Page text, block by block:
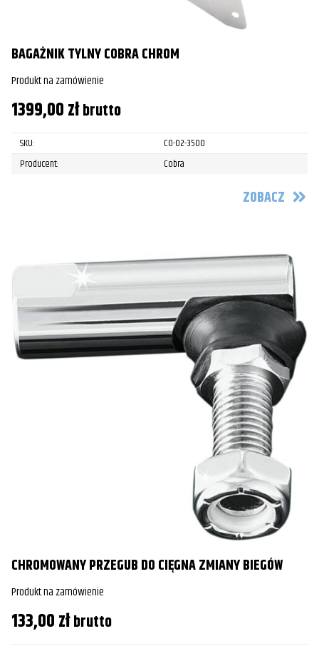
BAGAŻNIK TYLNY COBRA CHROM
Produkt na zamówienie
1399,00złbrutto
SKU:
CO-02-3500
Producent:
Cobra
ZOBACZ
CHROMOWANY PRZEGUB DO CIĘGNA ZMIANY BIEGÓW
Produkt na zamówienie
133,00złbrutto